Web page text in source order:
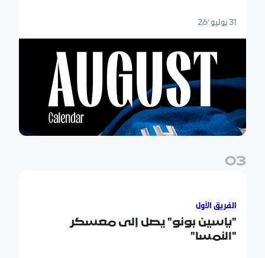
31 يوليو '26
03
الفريق الأول
"ياسين بونو" يصل إلى معسكر
"النمسا"